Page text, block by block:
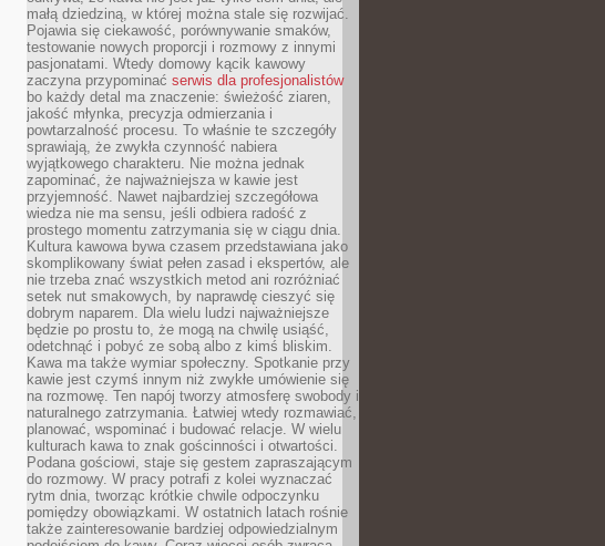
małą dziedziną, w której można stale się rozwijać.
Pojawia się ciekawość, porównywanie smaków,
testowanie nowych proporcji i rozmowy z innymi
pasjonatami. Wtedy domowy kącik kawowy
zaczyna przypominać serwis dla profesjonalistów
bo każdy detal ma znaczenie: świeżość ziaren,
jakość młynka, precyzja odmierzania i
powtarzalność procesu. To właśnie te szczegóły
sprawiają, że zwykła czynność nabiera
wyjątkowego charakteru. Nie można jednak
zapominać, że najważniejsza w kawie jest
przyjemność. Nawet najbardziej szczegółowa
wiedza nie ma sensu, jeśli odbiera radość z
prostego momentu zatrzymania się w ciągu dnia.
Kultura kawowa bywa czasem przedstawiana jako
skomplikowany świat pełen zasad i ekspertów, ale
nie trzeba znać wszystkich metod ani rozróżniać
setek nut smakowych, by naprawdę cieszyć się
dobrym naparem. Dla wielu ludzi najważniejsze
będzie po prostu to, że mogą na chwilę usiąść,
odetchnąć i pobyć ze sobą albo z kimś bliskim.
Kawa ma także wymiar społeczny. Spotkanie przy
kawie jest czymś innym niż zwykłe umówienie się
na rozmowę. Ten napój tworzy atmosferę swobody i
naturalnego zatrzymania. Łatwiej wtedy rozmawiać,
planować, wspominać i budować relacje. W wielu
kulturach kawa to znak gościnności i otwartości.
Podana gościowi, staje się gestem zapraszającym
do rozmowy. W pracy potrafi z kolei wyznaczać
rytm dnia, tworząc krótkie chwile odpoczynku
pomiędzy obowiązkami. W ostatnich latach rośnie
także zainteresowanie bardziej odpowiedzialnym